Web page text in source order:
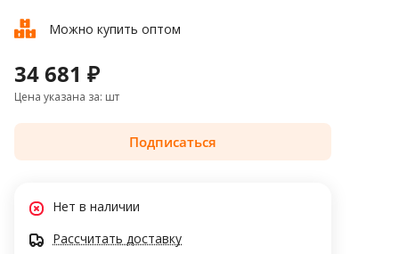
Можно купить оптом
34 681 ₽
Цена указана за: шт
Подписаться
Нет в наличии
Рассчитать доставку